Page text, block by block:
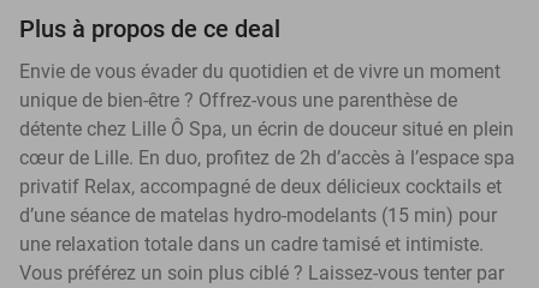
Plus à propos de ce deal
Envie de vous évader du quotidien et de vivre un moment
unique de bien-être ? Offrez-vous une parenthèse de
détente chez Lille Ô Spa, un écrin de douceur situé en plein
cœur de Lille. En duo, profitez de 2h d’accès à l’espace spa
privatif Relax, accompagné de deux délicieux cocktails et
d’une séance de matelas hydro-modelants (15 min) pour
une relaxation totale dans un cadre tamisé et intimiste.
Vous préférez un soin plus ciblé ? Laissez-vous tenter par